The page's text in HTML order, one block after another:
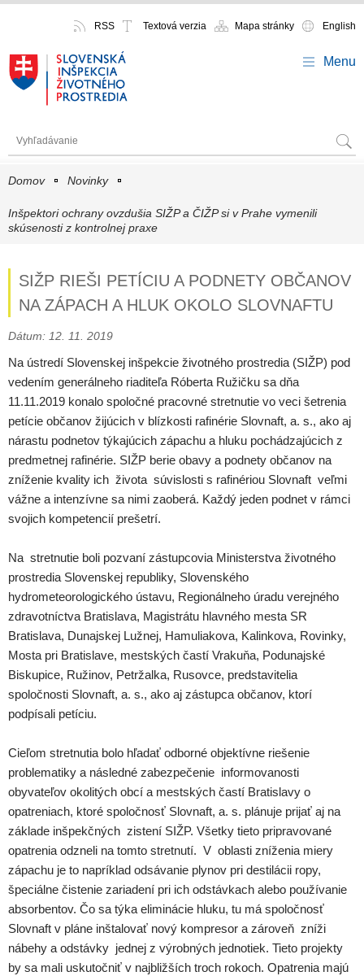
English
Mapa stránky
Textová verzia
RSS
Menu
Domov Novinky
Inšpektori ochrany ovzdušia SIŽP a ČIŽP si v Prahe vymenili
skúsenosti z kontrolnej praxe
SIŽP RIEŠI PETÍCIU A PODNETY OBČANOV
NA ZÁPACH A HLUK OKOLO SLOVNAFTU
Dátum: 12. 11. 2019
Na ústredí Slovenskej inšpekcie životného prostredia (SIŽP) pod
vedením generálneho riaditeľa Róberta Ružičku sa dňa
11.11.2019 konalo spoločné pracovné stretnutie vo veci šetrenia
petície občanov žijúcich v blízkosti rafinérie Slovnaft, a. s., ako aj
nárastu podnetov týkajúcich zápachu a hluku pochádzajúcich z
predmetnej rafinérie. SIŽP berie obavy a podnety občanov na
zníženie kvality ich života súvislosti s rafinériou Slovnaft veľmi
vážne a intenzívne sa nimi zaoberá. Každý jeden podnet v rámci
svojich kompetencií prešetrí.
Na stretnutie boli pozvaní zástupcovia Ministerstva životného
prostredia Slovenskej republiky, Slovenského
hydrometeorologického ústavu, Regionálneho úradu verejného
zdravotníctva Bratislava, Magistrátu hlavného mesta SR
Bratislava, Dunajskej Lužnej, Hamuliakova, Kalinkova, Rovinky,
Mosta pri Bratislave, mestských častí Vrakuňa, Podunajské
Biskupice, Ružinov, Petržalka, Rusovce, predstavitelia
spoločnosti Slovnaft, a. s., ako aj zástupca občanov, ktorí
podpísali petíciu.
Cieľom stretnutia bolo hľadať odborné objektívne riešenie
problematiky a následné zabezpečenie informovanosti
obyvateľov okolitých obcí a mestských častí Bratislavy o
opatreniach, ktoré spoločnosť Slovnaft, a. s. plánuje prijať aj na
základe inšpekčných zistení SIŽP. Všetky tieto pripravované
opatrenia odzneli na tomto stretnutí. V oblasti zníženia miery
zápachu je to napríklad odsávanie plynov pri destilácii ropy,
špeciálne čistenie zariadení pri ich odstávkach alebo používanie
absorbentov. Čo sa týka eliminácie hluku, tu má spoločnosť
Slovnaft v pláne inštalovať nový kompresor a zároveň zníži
nábehy a odstávky jednej z výrobných jednotiek. Tieto projekty
by sa mali uskutočniť v najbližších troch rokoch. Opatrenia majú